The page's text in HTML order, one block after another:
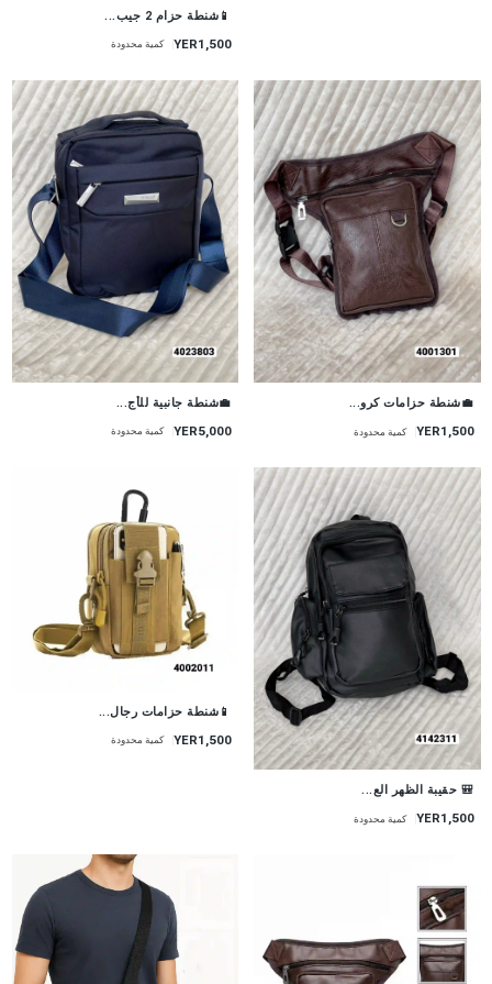
📱شنطة حزام 2 جيب...
YER1,500 كمية محدودة
💼شنطة حزامات كرو...
YER1,500 كمية محدودة
💼شنطة جانبية للأج...
YER5,000 كمية محدودة
🎒 حقيبة الظهر الع...
YER1,500 كمية محدودة
📱شنطة حزامات رجال...
YER1,500 كمية محدودة